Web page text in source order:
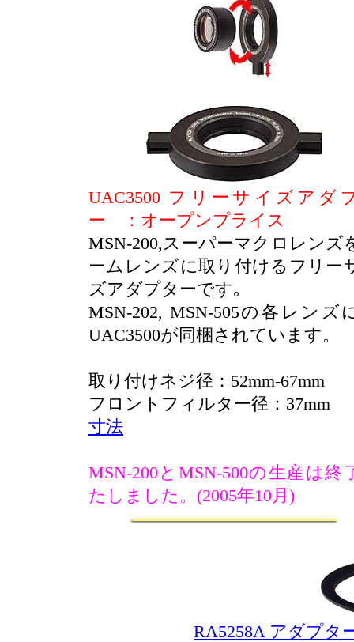
UAC3500 フリーサイズアダ
ー ：オープンプライス
MSN-200,スーパーマクロレンズ
ームレンズに取り付けるフリー
ズアダプターです｡
MSN-202, MSN-505の各レンズ
UAC3500が同梱されています。
取り付けネジ径：52mm-67mm
フロントフィルター径：37mm
寸法
MSN-200とMSN-500の生産は終
たしました。(2005年10月)
RA5258A アダプタ